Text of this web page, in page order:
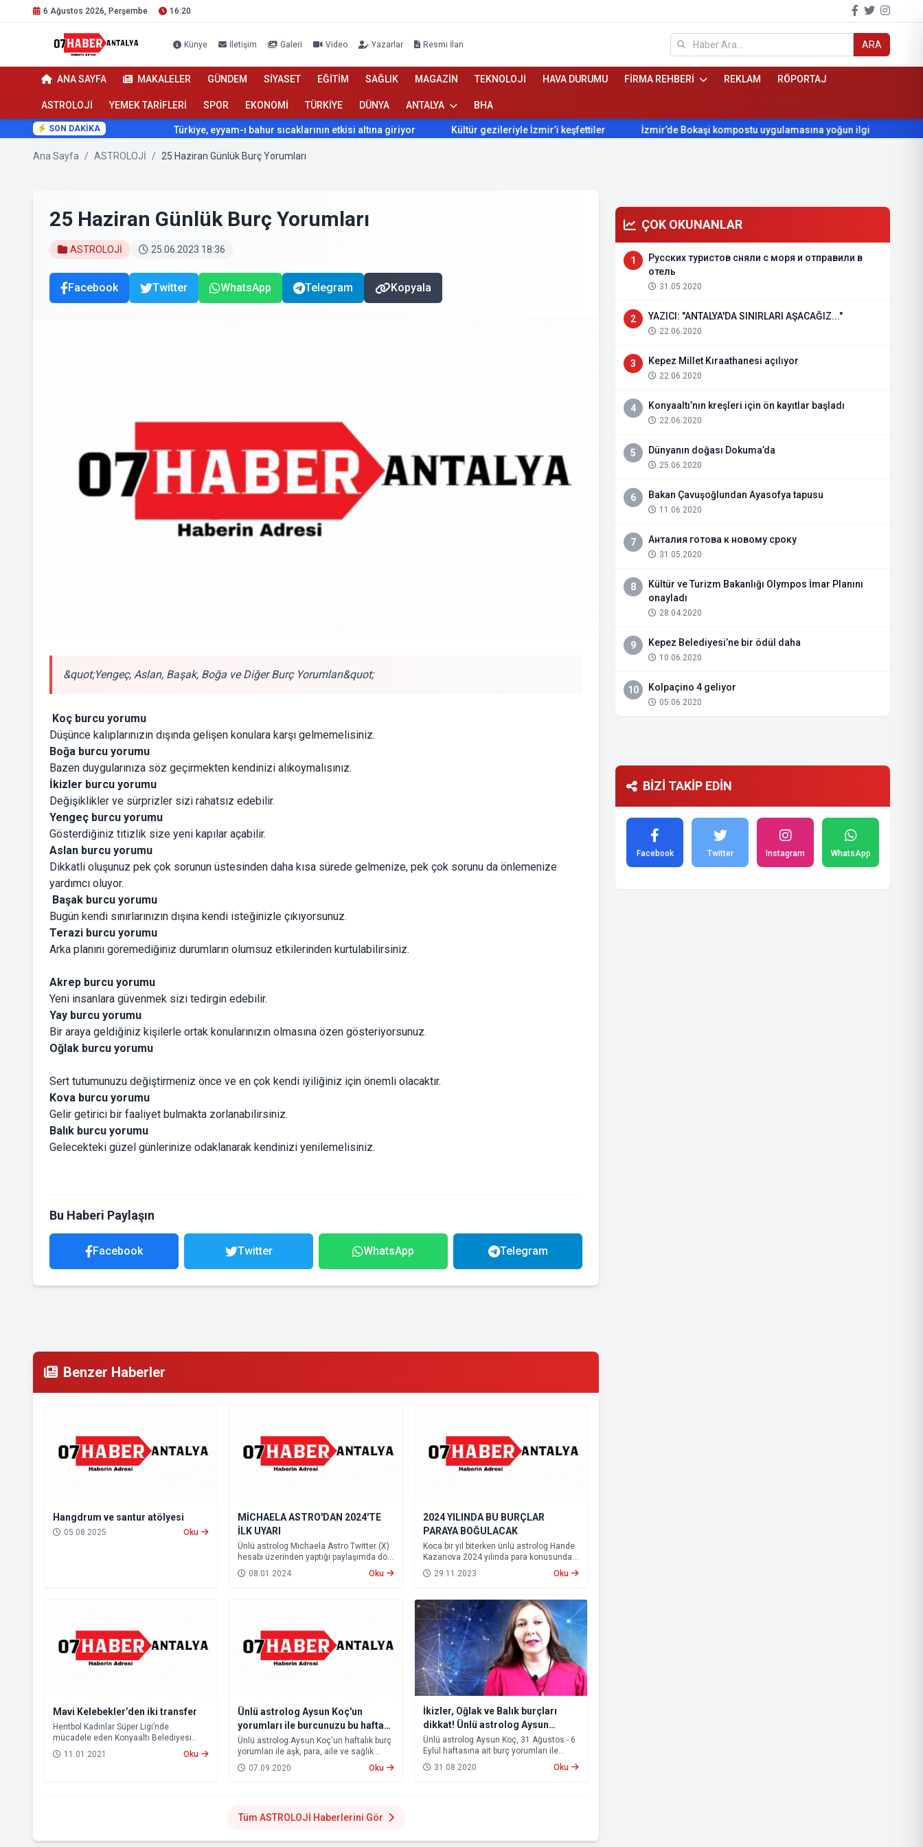
6 Ağustos 2026, Perşembe 16:20
Künye İletişim Galeri Video Yazarlar Resmi İlan ARA
ANA SAYFA MAKALELER GÜNDEM SİYASET EĞİTİM SAĞLIK MAGAZİN TEKNOLOJİ HAVA DURUMU FİRMA REHBERİ REKLAM RÖPORTAJ
ASTROLOJİ YEMEK TARİFLERİ SPOR EKONOMİ TÜRKİYE DÜNYA ANTALYA BHA
SON DAKİKA Türkiye, eyyam-ı bahur sıcaklarının etkisi altına giriyor Kültür gezileriyle İzmir’i keşfettiler İzmir’de Bokaşi kompostu uygulamasına yoğun ilgi Beydağ’ın
Ana Sayfa / ASTROLOJİ / 25 Haziran Günlük Burç Yorumları
25 Haziran Günlük Burç Yorumları
ASTROLOJİ 25.06.2023 18:36
Facebook Twitter WhatsApp Telegram Kopyala
&quot;Yengeç, Aslan, Başak, Boğa ve Diğer Burç Yorumları&quot;
Koç burcu yorumu
Düşünce kalıplarınızın dışında gelişen konulara karşı gelmemelisiniz.
Boğa burcu yorumu
Bazen duygularınıza söz geçirmekten kendinizi alıkoymalısınız.
İkizler burcu yorumu
Değişiklikler ve sürprizler sizi rahatsız edebilir.
Yengeç burcu yorumu
Gösterdiğiniz titizlik size yeni kapılar açabilir.
Aslan burcu yorumu
Dikkatli oluşunuz pek çok sorunun üstesinden daha kısa sürede gelmenize, pek çok sorunu da önlemenize
yardımcı oluyor.
Başak burcu yorumu
Bugün kendi sınırlarınızın dışına kendi isteğinizle çıkıyorsunuz.
Terazi burcu yorumu
Arka planını göremediğiniz durumların olumsuz etkilerinden kurtulabilirsiniz.
Akrep burcu yorumu
Yeni insanlara güvenmek sizi tedirgin edebilir.
Yay burcu yorumu
Bir araya geldiğiniz kişilerle ortak konularınızın olmasına özen gösteriyorsunuz.
Oğlak burcu yorumu
Sert tutumunuzu değiştirmeniz önce ve en çok kendi iyiliğiniz için önemli olacaktır.
Kova burcu yorumu
Gelir getirici bir faaliyet bulmakta zorlanabilirsiniz.
Balık burcu yorumu
Gelecekteki güzel günlerinize odaklanarak kendinizi yenilemelisiniz.
Bu Haberi Paylaşın
Facebook Twitter WhatsApp Telegram
Benzer Haberler
Hangdrum ve santur atölyesi
05.08.2025 Oku
MİCHAELA ASTRO'DAN 2024'TE
İLK UYARI
Ünlü astrolog Michaela Astro Twitter (X)
hesabı üzerinden yaptığı paylaşımda dört
ili uyardı. Yaklaşan Aslan burcu
dolunayının bu bölgelerde depremi
08.01.2024 Oku
2024 YILINDA BU BURÇLAR
PARAYA BOĞULACAK
Koca bir yıl biterken ünlü astrolog Hande
Kazanova 2024 yılında para konusunda
en şanslı burcunu açıkladı.
29.11.2023 Oku
Mavi Kelebekler’den iki transfer
Hentbol Kadınlar Süper Ligi’nde
mücadele eden Konyaaltı Belediyesi
Kadın Hentbol Takımı, lige verilen arada
kadrosunu iki yeni transferle güçlendirdi.
11.01.2021 Oku
Ünlü astrolog Aysun Koç'un
yorumları ile burcunuzu bu hafta
neler bekliyor?
Ünlü astrolog Aysun Koç'un haftalık burç
yorumları ile aşk, para, aile ve sağlık
konusunda hayatınızda neler olacak?
İşte 7-13 Eylül tarihleri arasına etki
07.09.2020 Oku
İkizler, Oğlak ve Balık burçları
dikkat! Ünlü astrolog Aysun
Koç'un yorumları ile burcunuzu bu
hafta neler bekliyor?
Ünlü astrolog Aysun Koç, 31 Ağustos - 6
Eylül haftasına ait burç yorumları ile
sizlerle. Özellikle İkizler, Oğlak ve Balık
burçları bu hafta vereceği kararları iki
31.08.2020 Oku
Tüm ASTROLOJİ Haberlerini Gör
ÇOK OKUNANLAR
1
Русских туристов сняли с моря и отправили в
отель
31.05.2020
2 YAZICI: "ANTALYA'DA SINIRLARI AŞACAĞIZ..."
22.06.2020
3 Kepez Millet Kıraathanesi açılıyor
22.06.2020
4 Konyaaltı’nın kreşleri için ön kayıtlar başladı
22.06.2020
5 Dünyanın doğası Dokuma’da
25.06.2020
6 Bakan Çavuşoğlundan Ayasofya tapusu
11.06.2020
7 Анталия готова к новому сроку
31.05.2020
8
Kültür ve Turizm Bakanlığı Olympos İmar Planını
onayladı
28.04.2020
9 Kepez Belediyesi’ne bir ödül daha
10.06.2020
10 Kolpaçino 4 geliyor
05.06.2020
BİZİ TAKİP EDİN
Facebook Twitter Instagram WhatsApp